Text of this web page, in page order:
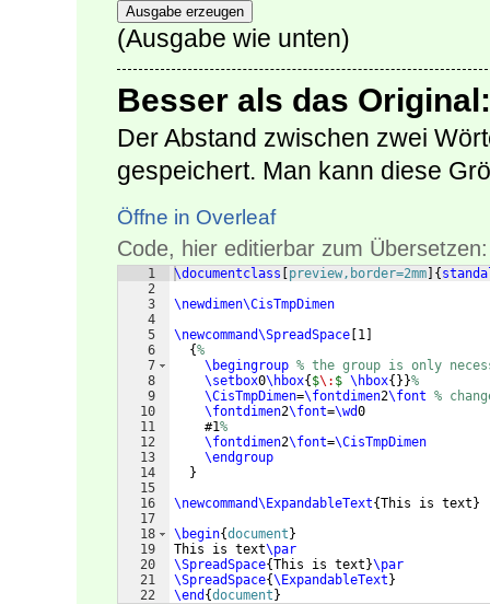
Ausgabe erzeugen
(Ausgabe wie unten)
Besser als das Original:
Der Abstand zwischen zwei
gespeichert. Man kann diese
Öffne in Overleaf
Code, hier editierbar zum Übersetzen:
1
2
3
4
5
6
7
8
9
10
11
12
13
14
15
16
17
18
19
20
21
22
\documentclass [preview,border=2mm] {
\newdimen\CisTmpDimen
\newcommand\SpreadSpace [1 ]
{%
\begingroup % the group is only
\setbox0\hbox{$\: $ \hbox{}}%
\CisTmpDimen=\fontdimen2\font %
\fontdimen2\font=\wd0
    #1
%
\fontdimen2\font=\CisTmpDimen
\endgroup
}
\newcommand\ExpandableText{This is text}
\begin{document}
This is text\par
\SpreadSpace{This is text}\par
\SpreadSpace{\ExpandableText}
\end {document}